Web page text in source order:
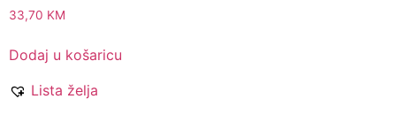
33,70 KM
Dodaj u košaricu
Lista želja